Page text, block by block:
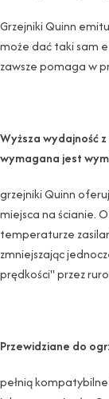
Grzejniki Quinn
może dać taki sam
zawsze pomaga w
Wyższa wydajność
wymagana jest
grzejniki Quinn
miejsca na ścianie.
temperaturze
zmniejszając
prędkości" przez
Przewidziane do
pełnią